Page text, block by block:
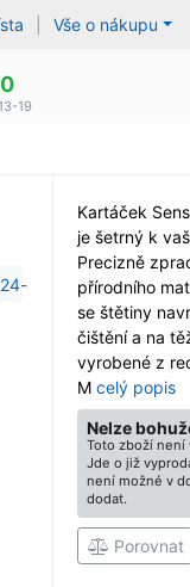
Vše o nákupu
19
Kartáček
je šetrný k
Precizně
přírodního
se štětiny
čištění a na
vyrobené z
M celý popis
Nelze
Toto zboží není
Jde o již
není možné v
dodat.
Porovnat